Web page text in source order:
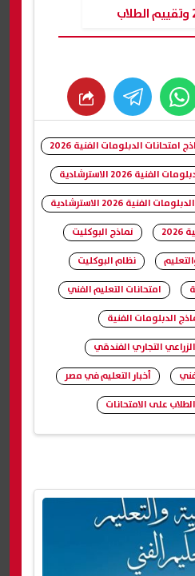
whats
امتحانات الدبلومات الفنية 2026
2026 الاسترشادية
2026 الاسترشادية
نماذج البوكليت
نظام البوكليت
امتحانات التعليم الفني
الدبلومات الفنية
التجاري الفندقي
أخبار التعليم في مصر
على الامتحانات